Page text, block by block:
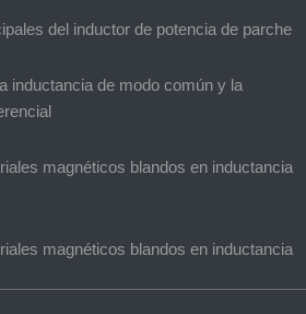
del inductor de potencia de parche
inductancia de modo común y la
magnéticos blandos en inductancia
magnéticos blandos en inductancia